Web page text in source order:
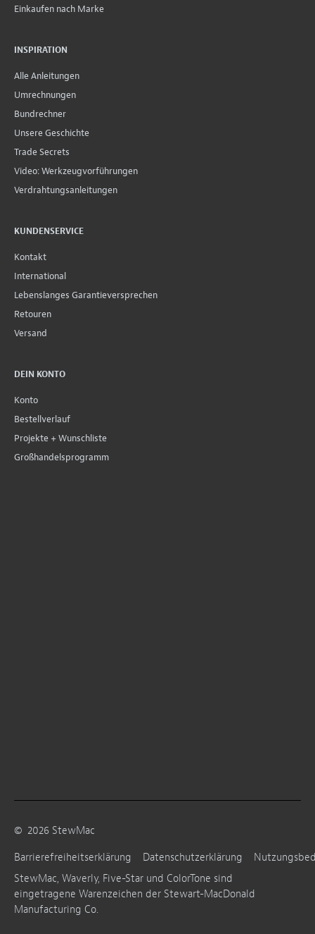
Einkaufen nach Marke
INSPIRATION
Alle Anleitungen
Umrechnungen
Bundrechner
Unsere Geschichte
Trade Secrets
Video: Werkzeugvorführungen
Verdrahtungsanleitungen
KUNDENSERVICE
Kontakt
International
Lebenslanges Garantieversprechen
Retouren
Versand
DEIN KONTO
Konto
Bestellverlauf
Projekte + Wunschliste
Großhandelsprogramm
© 2026 StewMac
Barrierefreiheitserklärung
Datenschutzerklärung
StewMac, Waverly, Five-Star und ColorTone sind
eingetragene Warenzeichen der Stewart-MacDonald
Manufacturing Co.